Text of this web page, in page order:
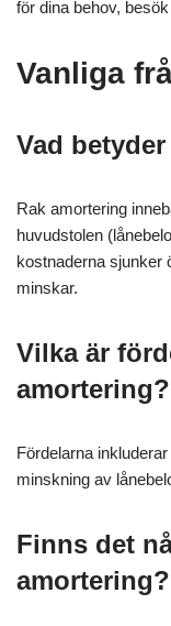
för dina behov, besök
Vanliga
Vad
Rak amortering
huvudstolen
kostnaderna sjunker
minskar.
Vilka är
amortering?
Fördelarna
minskning av
Finns det
amortering?